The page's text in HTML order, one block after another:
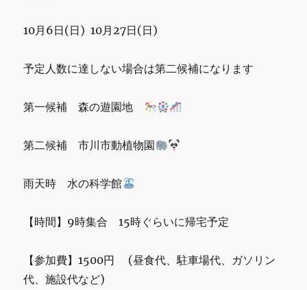
10月6日(日) 10月27日(日)
予定人数に達しない場合は第二候補になります
第一候補 森の遊園地
第二候補 市川市動植物園
雨天時 水の科学館
【時間】9時集合 15時ぐらいに帰宅予定
【参加費】1500円 (昼食代、駐車場代、ガソリン
代、施設代など)